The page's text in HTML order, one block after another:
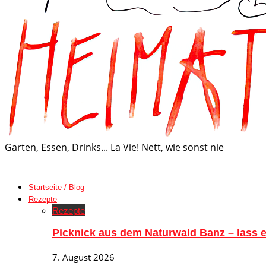
Garten, Essen, Drinks... La Vie! Nett, wie sonst nie
Startseite / Blog
Rezepte
Rezepte
Picknick aus dem Naturwald Banz – lass
7. August 2026